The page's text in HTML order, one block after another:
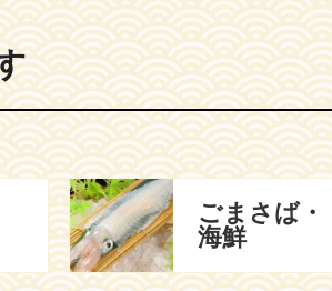
ごまさば・
海鮮